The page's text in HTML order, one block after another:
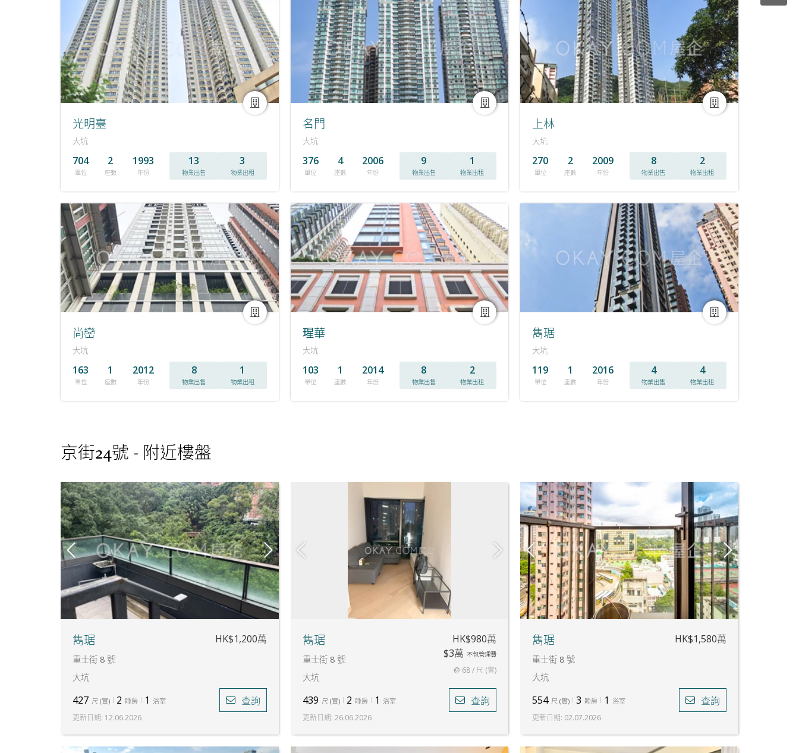
光明臺
大坑
704
單位
2
座數
1993
年份
13
物業出售
3
物業出租
名門
大坑
376
單位
4
座數
2006
年份
9
物業出售
1
物業出租
上林
大坑
270
單位
2
座數
2009
年份
8
物業出售
2
物業出租
尚巒
大坑
163
單位
1
座數
2012
年份
8
物業出售
1
物業出租
瑆華
大坑
103
單位
1
座數
2014
年份
8
物業出售
2
物業出租
雋琚
大坑
119
單位
1
座數
2016
年份
4
物業出售
4
物業出租
京街24號 - 附近樓盤
雋琚
重士街 8 號
大坑
HK$1,200萬
427 尺 (實) 2 睡房 1 浴室 查詢
更新日期: 12.06.2026
雋琚
重士街 8 號
大坑
HK$980萬
$3萬 不包管理費
@ 68 / 尺 (實)
439 尺 (實) 2 睡房 1 浴室 查詢
更新日期: 26.06.2026
雋琚
重士街 8 號
大坑
HK$1,580萬
554 尺 (實) 3 睡房 1 浴室 查詢
更新日期: 02.07.2026